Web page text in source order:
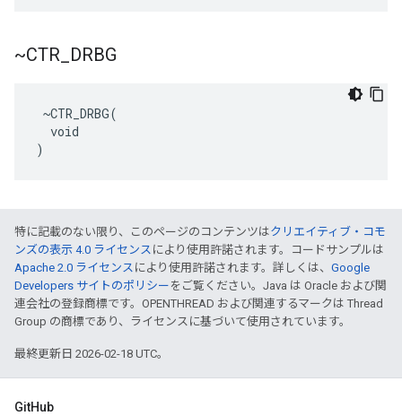
~CTR DRBG
~CTR_DRBG(
  void
)
特に記載のない限り、このページのコンテンツはクリエイティブ・コモ
ンズの表示 4.0 ライセンス により使用許諾されます。コードサンプルは
Apache 2.0 ライセンス により使用許諾されます。詳しくは、 Google
Developers サイトのポリシー をご覧ください。Java は Oracle および関
連会社の登録商標です。OPENTHREAD および関連するマークは Thread
Group の商標であり、ライセンスに基づいて使用されています。
最終更新日 2026-02-18 UTC。
GitHub